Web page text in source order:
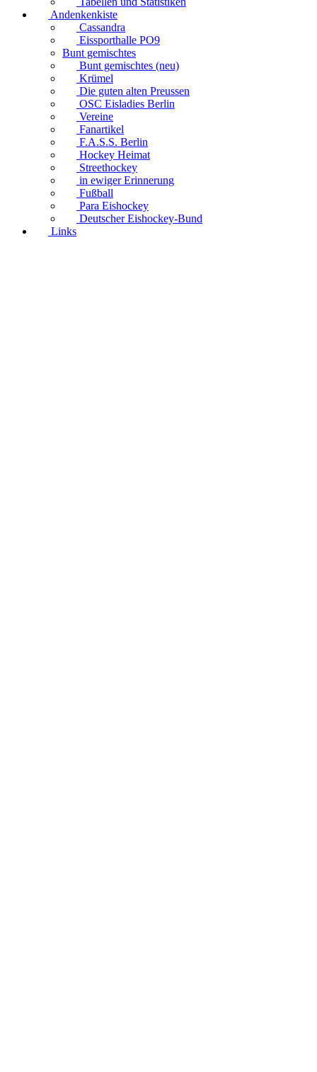
Andenkenkiste
Cassandra
Eissporthalle PO9
Bunt gemischtes
Bunt gemischtes (neu)
Krümel
Die guten alten Preussen
OSC Eisladies Berlin
Vereine
Fanartikel
F.A.S.S. Berlin
Hockey Heimat
Streethockey
in ewiger Erinnerung
Fußball
Para Eishockey
Deutscher Eishockey-Bund
Links